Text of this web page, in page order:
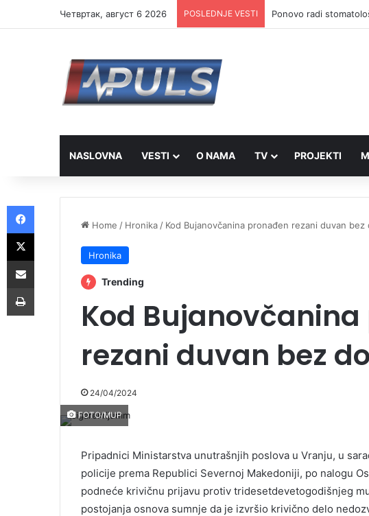
Четвртак, август 6 2026 POSLEDNJE VESTI Ponovo radi
NASLOVNA VESTI O NAMA TV PROJEKTI
Home / Hronika / Kod Bujanovčanina pronađen rezani duvan bez
Hronika
Trending
Kod
rezani duvan bez
24/04/2024
FOTO/MUP
Pripadnici Ministarstva unutrašnjih poslova u Vranju, u
policije prema Republici Severnoj Makedoniji, po nalogu
podneće krivičnu prijavu protiv tridesetdevetogodišnjeg
postojanja osnova sumnje da je izvršio krivično delo
Facebook
X
Share via Email